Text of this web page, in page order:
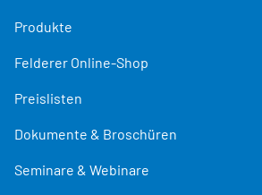
Produkte
Felderer Online-Shop
Preislisten
Dokumente & Broschüren
Seminare & Webinare